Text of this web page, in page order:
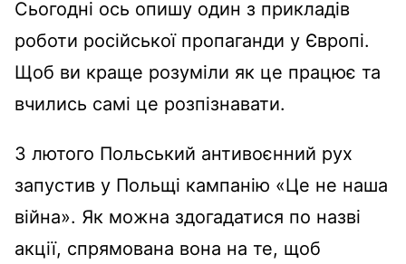
Сьогодні ось опишу один з прикладів
роботи російської пропаганди у Європі.
Щоб ви краще розуміли як це працює та
вчились самі це розпізнавати.
3 лютого Польський антивоєнний рух
запустив у Польщі кампанію «Це не наша
війна». Як можна здогадатися по назві
акції, спрямована вона на те, щоб